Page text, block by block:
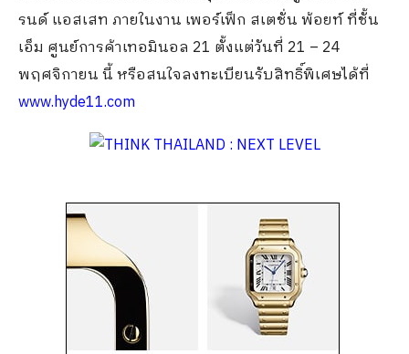
รนด์ แอสเสท ภายในงาน เพอร์เฟ็ก สเตชั่น พ้อยท์ ที่ชั้น
เอ็ม ศูนย์การค้าเทอมินอล 21 ตั้งแต่วันที่ 21 – 24
พฤศจิกายน นี้ หรือสนใจลงทะเบียนรับสิทธิ์พิเศษได้ที่
www.hyde11.com